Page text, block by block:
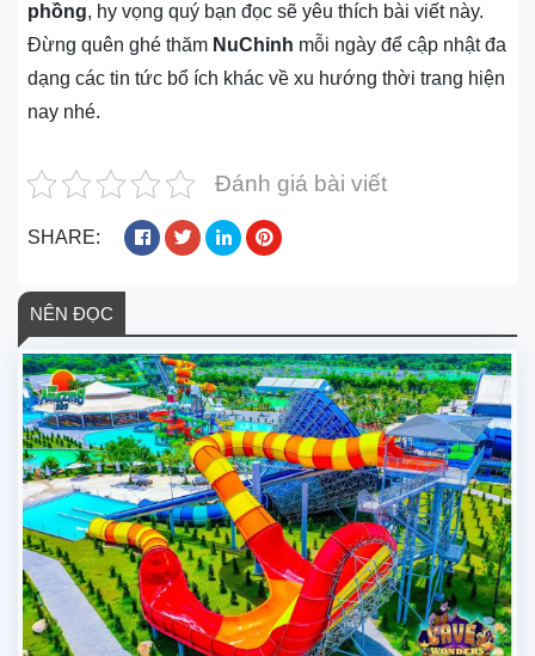
phồng, hy vọng quý bạn đọc sẽ yêu thích bài viết này.
Đừng quên ghé thăm NuChinh mỗi ngày để cập nhật đa
dạng các tin tức bổ ích khác về xu hướng thời trang hiện
nay nhé.
Đánh giá bài viết
SHARE:
NÊN ĐỌC